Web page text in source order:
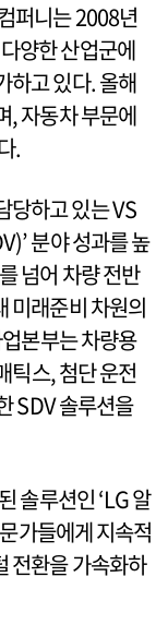
퍼니는 2008년
양한 산업군에
하고 있다. 올해
, 자동차 부문에
.
당하고 있는 VS
분야 성과를 높
넘어 차량 전반
미래준비 차원의
본부는 차량용
틱스, 첨단 운전
SDV 솔루션을
솔루션인 ‘LG 알
가들에게 지속적
전환을 가속화하